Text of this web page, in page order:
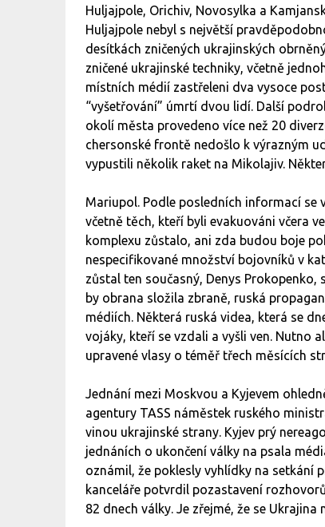
Huljajpole, Orichiv, Novosylka a
Huljajpole nebyl s největší
desítkách zničených ukrajinských
zničené ukrajinské techniky, včetně
místních médií zastřeleni dva vysoce
“vyšetřování” úmrtí dvou lidí. Další
okolí města provedeno více než 20
chersonské frontě nedošlo k výrazným
vypustili několik raket na Mikolajiv.
Mariupol. Podle posledních informací se
včetně těch, kteří byli evakuováni včera
komplexu zůstalo, ani zda budou boje
nespecifikované množství bojovníků v
zůstal ten současný, Denys Prokopenko,
by obrana složila zbraně, ruská
médiích. Některá ruská videa, která se
vojáky, kteří se vzdali a vyšli ven. Nutno
upravené vlasy o téměř třech měsících
Jednání mezi Moskvou a Kyjevem
agentury TASS náměstek ruského
vinou ukrajinské strany. Kyjev prý
jednáních o ukončení války na psala
oznámil, že poklesly vyhlídky na setkání
kanceláře potvrdil pozastavení
82 dnech války. Je zřejmé, že se